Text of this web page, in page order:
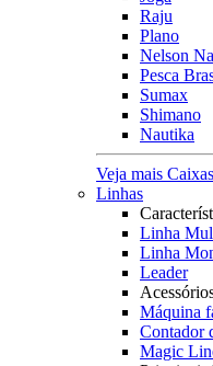
Raju
Plano
Nelson
Pesca
Sumax
Shimano
Nautika
Veja mais
Linhas
Linha
Linha
Leader
Máquina
Contador
Magic